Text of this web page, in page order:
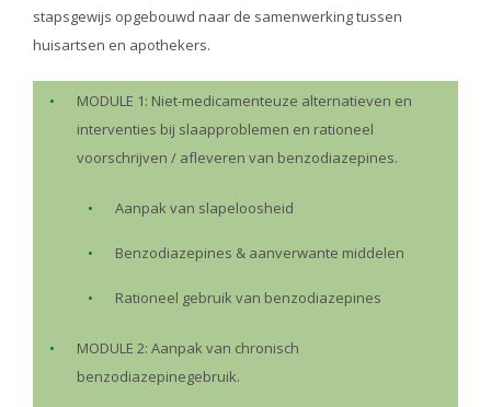
stapsgewijs opgebouwd naar de samenwerking tussen
huisartsen en apothekers.
MODULE 1: Niet-medicamenteuze alternatieven en
interventies bij slaapproblemen en rationeel
voorschrijven / afleveren van benzodiazepines.
Aanpak van slapeloosheid
Benzodiazepines & aanverwante middelen
Rationeel gebruik van benzodiazepines
MODULE 2: Aanpak van chronisch
benzodiazepinegebruik.